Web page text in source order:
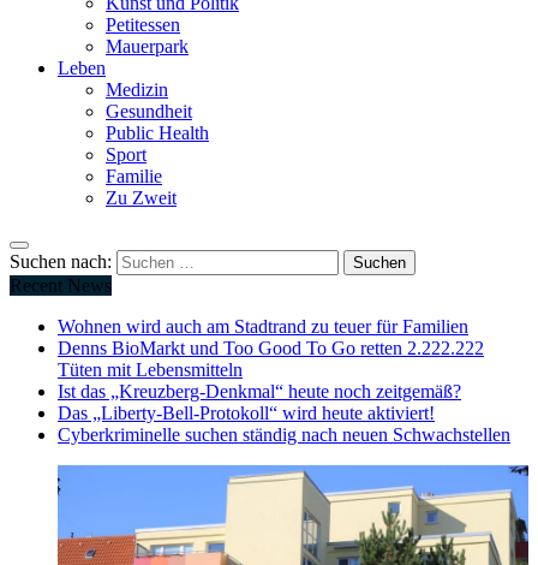
Petitessen
Mauerpark
Leben
Medizin
Gesundheit
Public Health
Sport
Familie
Zu Zweit
Suchen nach:
Recent News
Wohnen wird auch am Stadtrand zu teuer für Familien
Denns BioMarkt und Too Good To Go retten 2.222.222
Tüten mit Lebensmitteln
Ist das „Kreuzberg-Denkmal“ heute noch zeitgemäß?
Das „Liberty-Bell-Protokoll“ wird heute aktiviert!
Cyberkriminelle suchen ständig nach neuen Schwachstellen